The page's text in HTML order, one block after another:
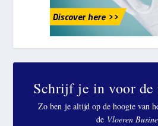
Schrijf je in voor
Zo ben je altijd op de hoogte van
de Vloeren